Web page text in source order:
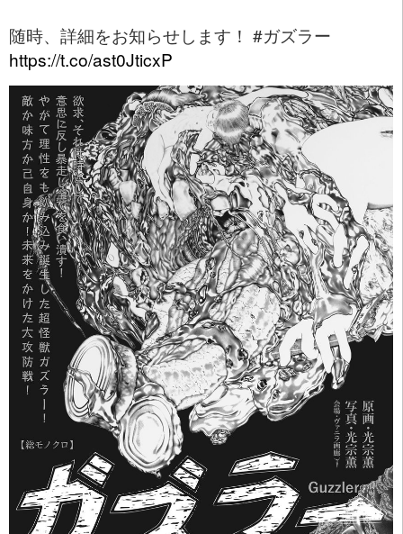
随時、詳細をお知らせします！ #ガズラー
https://t.co/ast0JticxP